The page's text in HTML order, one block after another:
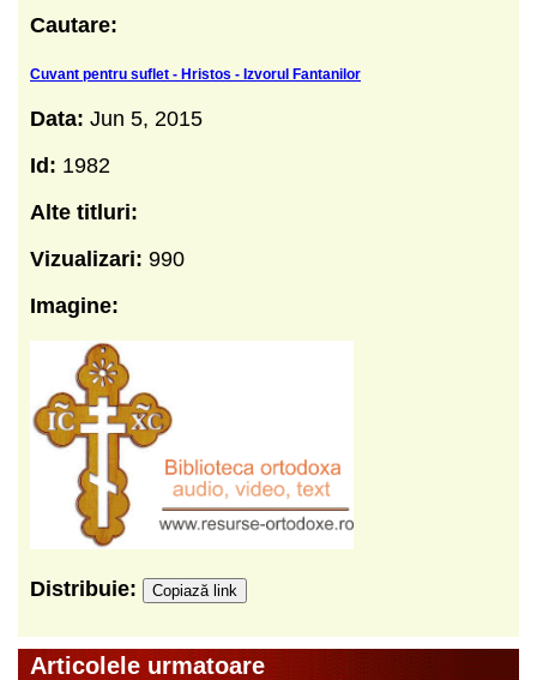
Cautare:
Cuvant pentru suflet - Hristos - Izvorul Fantanilor
Data: Jun 5, 2015
Id: 1982
Alte titluri:
Vizualizari: 990
Imagine:
Distribuie: Copiază link
Articolele urmatoare